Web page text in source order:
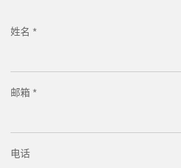
姓名 *
邮箱 *
电话